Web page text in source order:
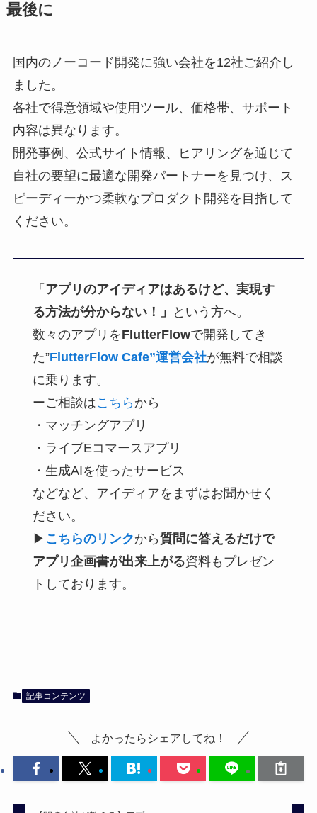
最後に
国内のノーコード開発に強い会社を12社ご紹介し
ました。
各社で得意領域や使用ツール、価格帯、サポート
内容は異なります。
開発事例、公式サイト情報、ヒアリングを通じて
自社の要望に最適な開発パートナーを見つけ、ス
ピーディーかつ柔軟なプロダクト開発を目指して
ください。
「 アプリのアイディアはあるけど、実現す
る方法が分からない！」
という方へ。
数々のアプリをFlutterFlowで開発してき
た”FlutterFlow Cafe”運営会社が無料で相談
に乗ります。
ーご相談はこちら から
・マッチングアプリ
・ライブEコマースアプリ
・生成AIを使ったサービス
などなど、アイディアをまずはお聞かせく
ださい。
▶︎ こちらのリンクから質問に答えるだけで
アプリ企画書が出来上がる資料もプレゼン
トしております。
記事コンテンツ
よかったらシェアしてね！